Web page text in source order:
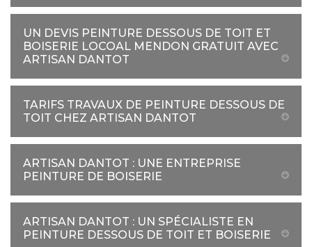
UN DEVIS PEINTURE DESSOUS DE TOIT ET
BOISERIE LOCOAL MENDON GRATUIT AVEC
ARTISAN DANTOT
TARIFS TRAVAUX DE PEINTURE DESSOUS DE
TOIT CHEZ ARTISAN DANTOT
ARTISAN DANTOT : UNE ENTREPRISE
PEINTURE DE BOISERIE
ARTISAN DANTOT : UN SPÉCIALISTE EN
PEINTURE DESSOUS DE TOIT ET BOISERIE